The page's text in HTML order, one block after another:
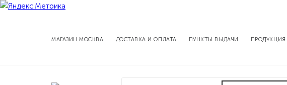
МАГАЗИН МОСКВА ДОСТАВКА И ОПЛАТА ПУНКТЫ ВЫДАЧИ ПРОДУКЦИЯ